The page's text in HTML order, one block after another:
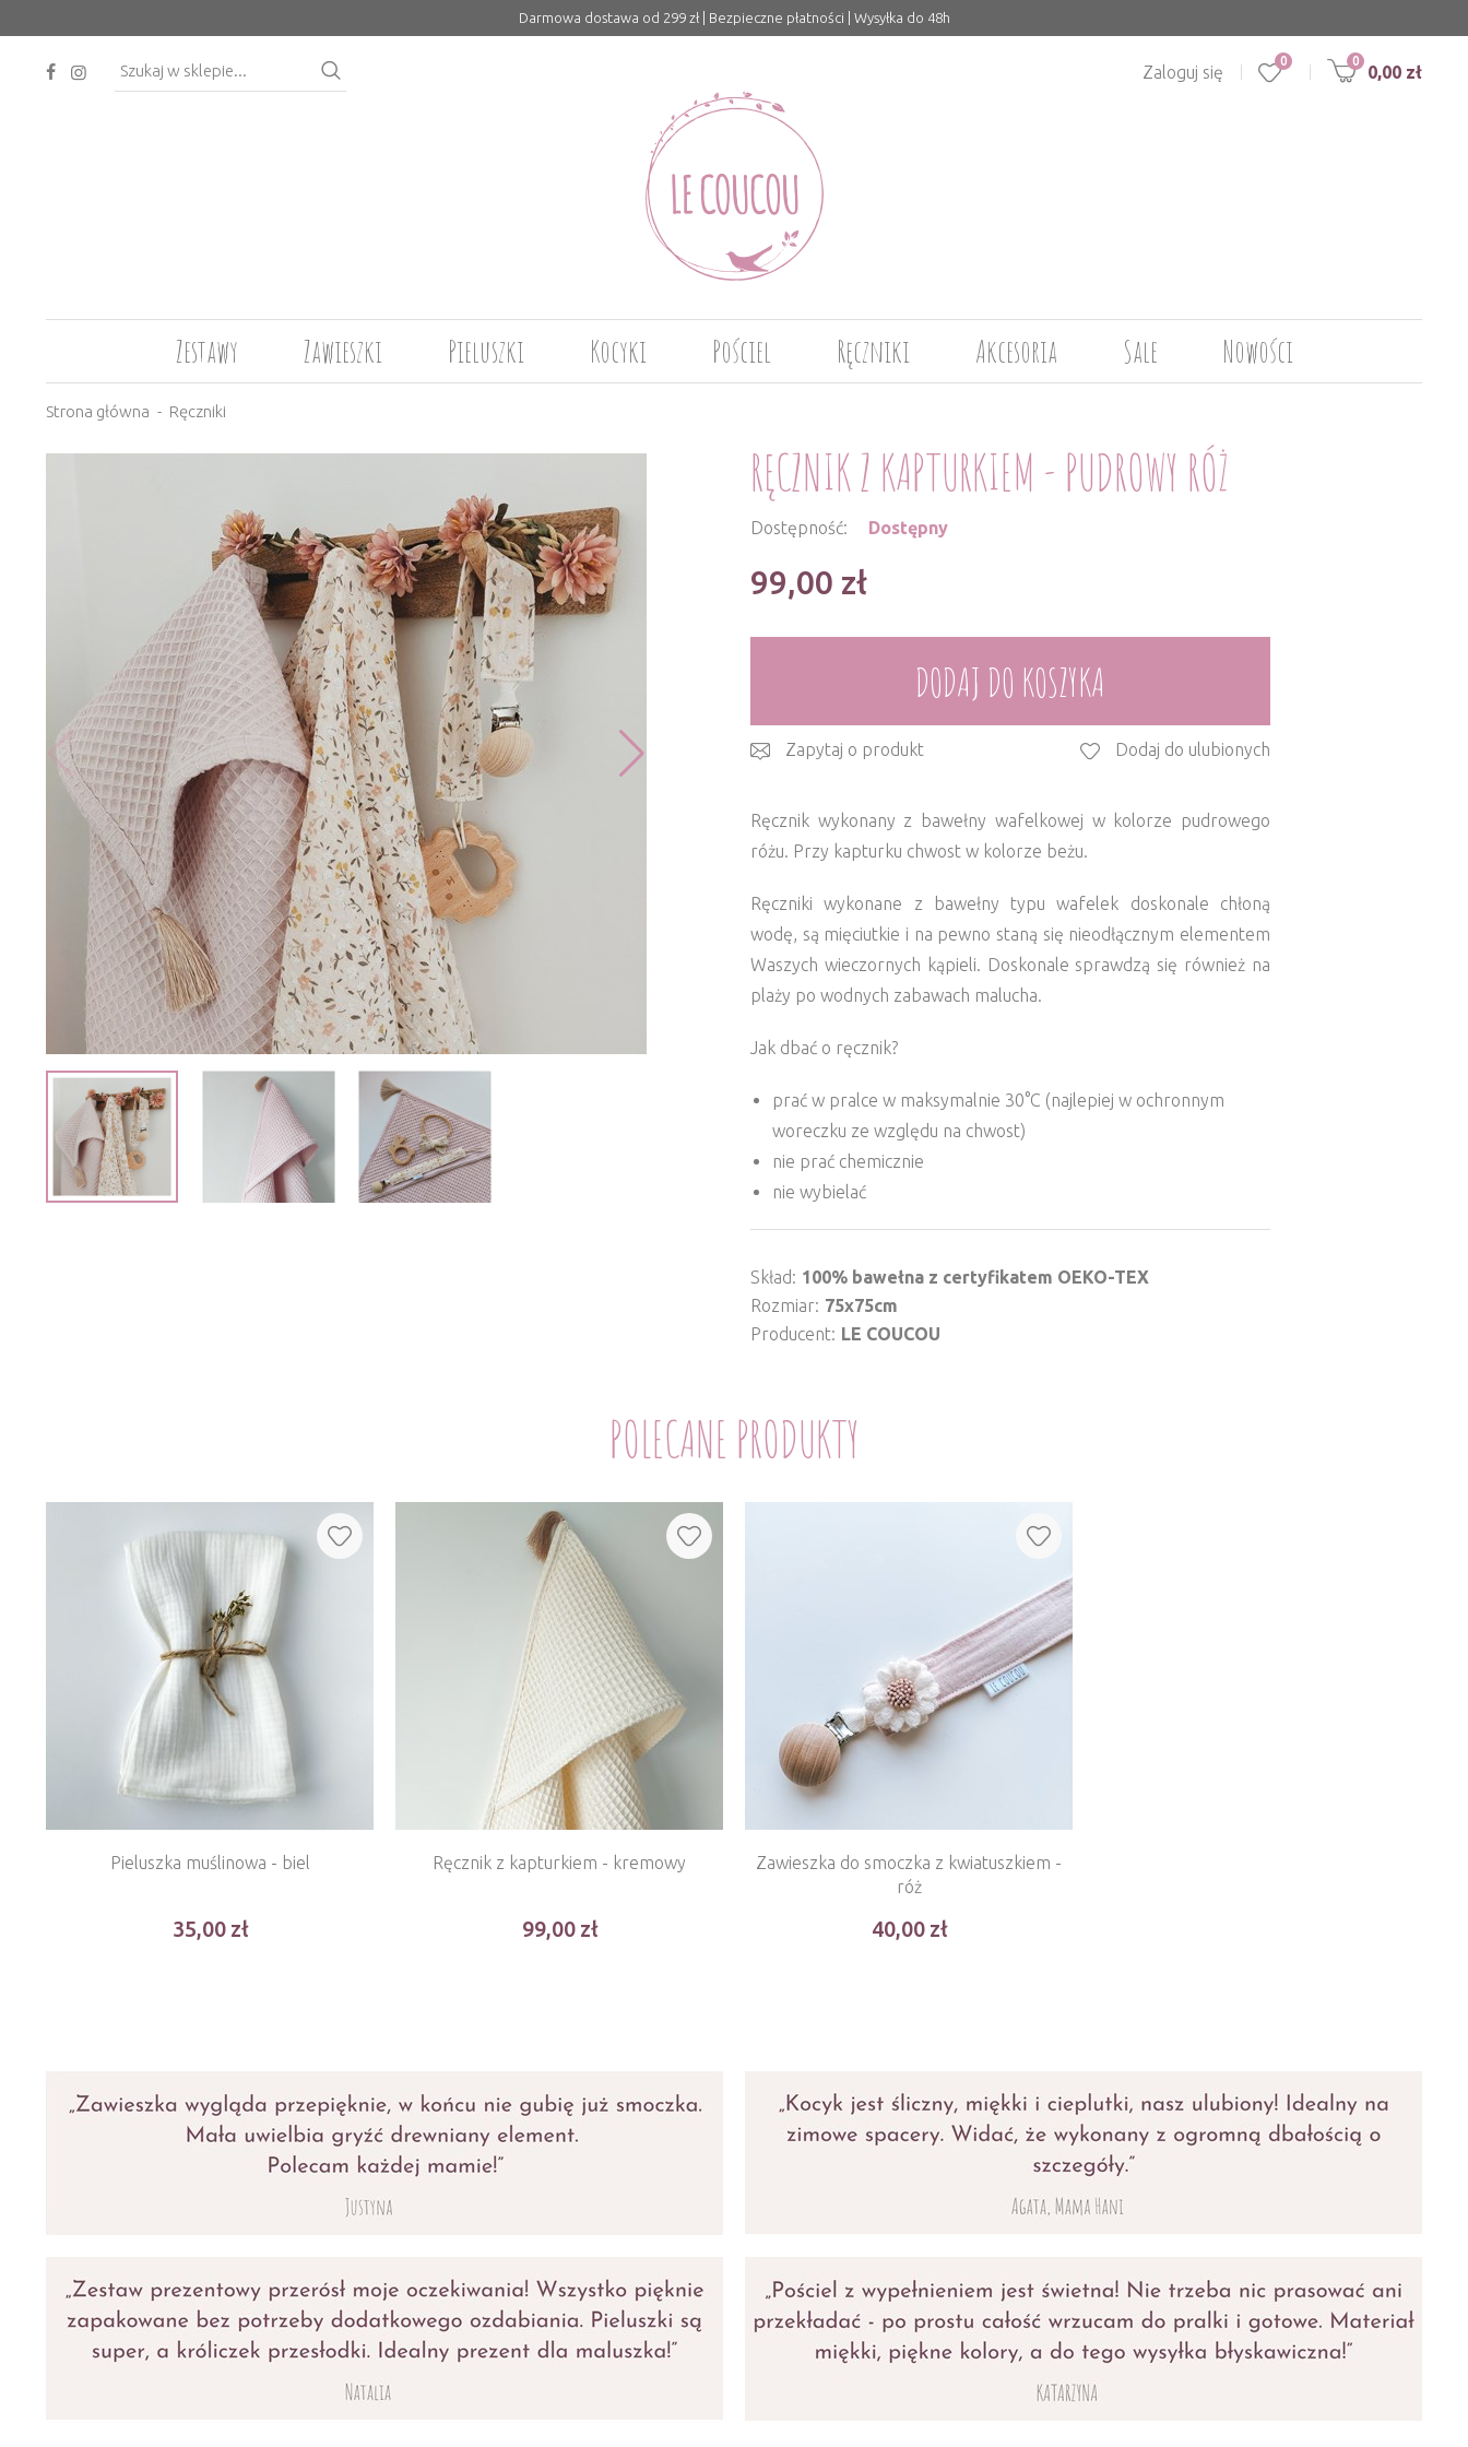
Darmowa dostawa od 299 zł | Bezpieczne płatności | Wysyłka do 48h
0
0,00 zł
Zaloguj się
Zestawy Zawieszki Pieluszki Kocyki Pościel Ręczniki Akcesoria Sale Nowości
Strona główna Ręczniki
RĘCZNIK Z KAPTURKIEM - PUDROWY RÓŻ
Dostępność: Dostępny
99,00 zł
DODAJ DO KOSZYKA
Zapytaj o produkt Dodaj do ulubionych
Ręcznik wykonany z bawełny wafelkowej w kolorze pudrowego
różu. Przy kapturku chwost w kolorze beżu.
Ręczniki wykonane z bawełny typu wafelek doskonale chłoną
wodę, są mięciutkie i na pewno staną się nieodłącznym elementem
Waszych wieczornych kąpieli. Doskonale sprawdzą się również na
plaży po wodnych zabawach malucha.
Jak dbać o ręcznik?
prać w pralce w maksymalnie 30°C (najlepiej w ochronnym
woreczku ze względu na chwost)
nie prać chemicznie
nie wybielać
Skład
100% bawełna z certyfikatem OEKO-TEX
Rozmiar 75x75cm
Producent LE COUCOU
POLECANE PRODUKTY
Pieluszka muślinowa - biel
35,00
Ręcznik z kapturkiem - kremowy
99,00
Zawieszka do smoczka z kwiatuszkiem -
róż
40,00